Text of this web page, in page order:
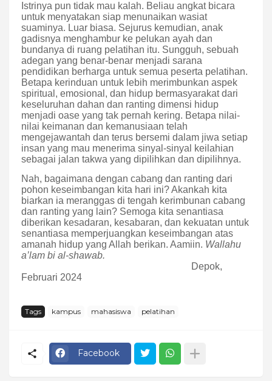
Istrinya pun tidak mau kalah. Beliau angkat bicara
untuk menyatakan siap menunaikan wasiat
suaminya. Luar biasa. Sejurus kemudian, anak
gadisnya menghambur ke pelukan ayah dan
bundanya di ruang pelatihan itu. Sungguh, sebuah
adegan yang benar-benar menjadi sarana
pendidikan berharga untuk semua peserta pelatihan.
Betapa kerinduan untuk lebih merimbunkan aspek
spiritual, emosional, dan hidup bermasyarakat dari
keseluruhan dahan dan ranting dimensi hidup
menjadi oase yang tak pernah kering. Betapa nilai-
nilai keimanan dan kemanusiaan telah
mengejawantah dan terus bersemi dalam jiwa setiap
insan yang mau menerima sinyal-sinyal keilahian
sebagai jalan takwa yang dipilihkan dan dipilihnya.
Nah, bagaimana dengan cabang dan ranting dari
pohon keseimbangan kita hari ini? Akankah kita
biarkan ia meranggas di tengah kerimbunan cabang
dan ranting yang lain? Semoga kita senantiasa
diberikan kesadaran, kesabaran, dan kekuatan untuk
senantiasa memperjuangkan keseimbangan atas
amanah hidup yang Allah berikan. Aamiin. Wallahu
a’lam bi al-shawab.
Depok,
Februari 2024
Tags kampus mahasiswa pelatihan
Facebook